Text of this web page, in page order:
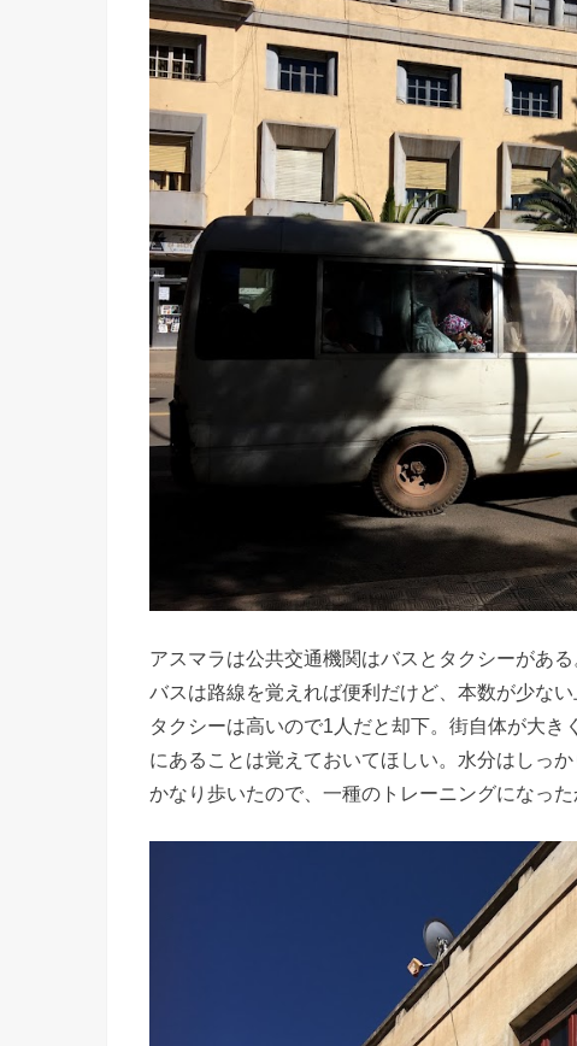
アスマラは公共交通機関はバスとタクシーがある
バスは路線を覚えれば便利だけど、本数が少な
タクシーは高いので1人だと却下。街自体が大
にあることは覚えておいてほしい。水分はしっか
かなり歩いたので、一種のトレーニングになった